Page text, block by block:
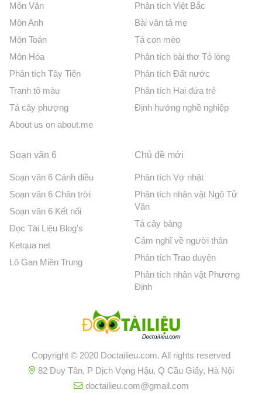
Môn Văn
Môn Anh
Môn Toán
Môn Hóa
Phân tích Tây Tiến
Tranh tô màu
Tả cây phượng
About us on about.me
Phân tích Việt Bắc
Bài văn tả mẹ
Tả con mèo
Phân tích bài thơ Tỏ lòng
Phân tích Đất nước
Phân tích Hai đứa trẻ
Định hướng nghề nghiệp
Soạn văn 6
Soạn văn 6 Cánh diều
Soạn văn 6 Chân trời
Soạn văn 6 Kết nối
Đọc Tài Liệu Blog's
Ketqua net
Lô Gan Miền Trung
Chủ đề mới
Phân tích Vợ nhặt
Phân tích nhân vật Ngô Tử
Văn
Tả cây bàng
Cảm nghĩ về người thân
Phân tích Trao duyên
Phân tích nhân vật Phương
Định
Copyright © 2020 Doctailieu.com. All rights reserved
82 Duy Tân, P Dịch Vọng Hậu, Q Cầu Giấy, Hà Nội
doctailieu.com@gmail.com